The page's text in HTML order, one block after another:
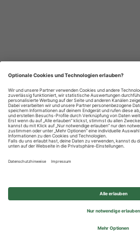
Impressum
Privatsphäre-
© 2026 REWE Group - All